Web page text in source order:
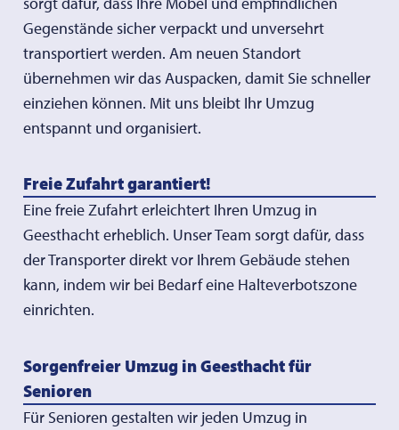
Gegenstände sicher verpackt und unversehrt
transportiert werden. Am neuen Standort
übernehmen wir das Auspacken, damit Sie schneller
einziehen können. Mit uns bleibt Ihr Umzug
entspannt und organisiert.
Freie Zufahrt garantiert!
Eine freie Zufahrt erleichtert Ihren Umzug in
Geesthacht erheblich. Unser Team sorgt dafür, dass
der Transporter direkt vor Ihrem Gebäude stehen
kann, indem wir bei Bedarf eine Halteverbotszone
einrichten.
Sorgenfreier Umzug in Geesthacht für
Senioren
Für Senioren gestalten wir jeden Umzug in